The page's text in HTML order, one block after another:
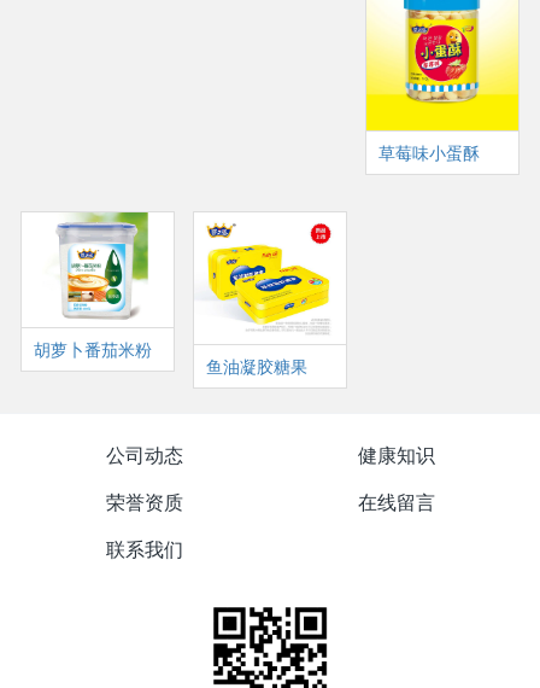
草莓味小蛋酥
胡萝卜番茄米粉
鱼油凝胶糖果
公司动态
健康知识
荣誉资质
在线留言
联系我们